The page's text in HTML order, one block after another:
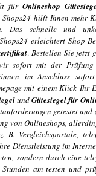
für Onlineshop
Shops24 hilft Ihnen mehr
Das schnelle und
erleichtert Shop-
. Bestellen Sie jetzt
sofort mit der Prüfung
im Anschluss
mit einem Klick Ihr
undGütesiegel für
getestet und
von Onlineshops,
B. Vergleichsportale,
Dienstleistung im
sondern durch eine
am testen und